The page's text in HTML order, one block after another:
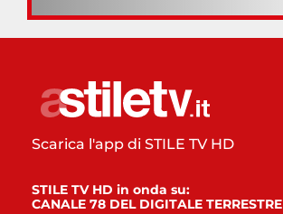
Scarica l'app di STILE TV HD
STILE TV HD in onda su:
CANALE 78 DEL DIGITALE TERRESTRE